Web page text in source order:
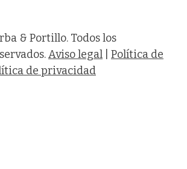
& Portillo. Todos los
Aviso legal
Política de
de privacidad